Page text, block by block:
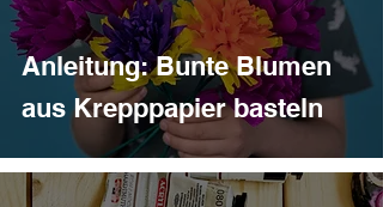
Anleitung: Bunte Blumen
aus Krepppapier basteln